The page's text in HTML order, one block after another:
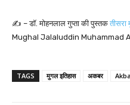
✍️ – डॉ. मोहनलाल गुप्ता की पुस्तक
Mughal Jalaluddin Muhammad
TAGS मुगल इतिहास अकबर